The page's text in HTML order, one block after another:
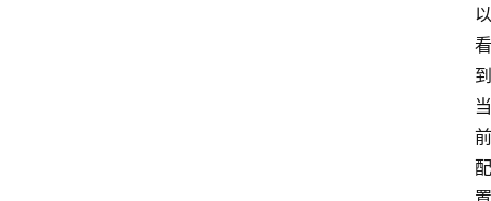
以
看
到
当
前
配